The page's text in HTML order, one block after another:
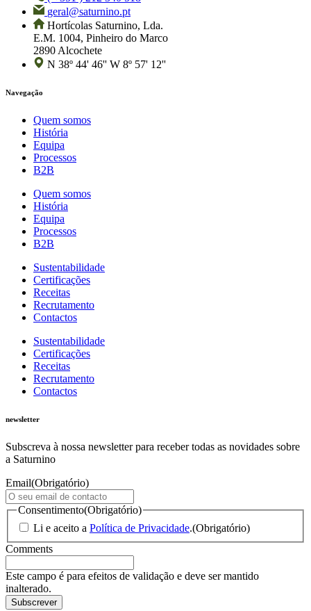
geral@saturnino.pt
Hortícolas Saturnino, Lda.
E.M. 1004, Pinheiro do Marco
2890 Alcochete
N 38º 44' 46'' W 8º 57' 12''
Navegação
Quem somos
História
Equipa
Processos
B2B
Quem somos
História
Equipa
Processos
B2B
Sustentabilidade
Certificações
Receitas
Recrutamento
Contactos
Sustentabilidade
Certificações
Receitas
Recrutamento
Contactos
newsletter
Subscreva à nossa newsletter para receber todas as novidades sobre
a Saturnino
Email(Obrigatório)
Consentimento(Obrigatório)
Li e aceito a Política de Privacidade.(Obrigatório)
Comments
Este campo é para efeitos de validação e deve ser mantido
inalterado.